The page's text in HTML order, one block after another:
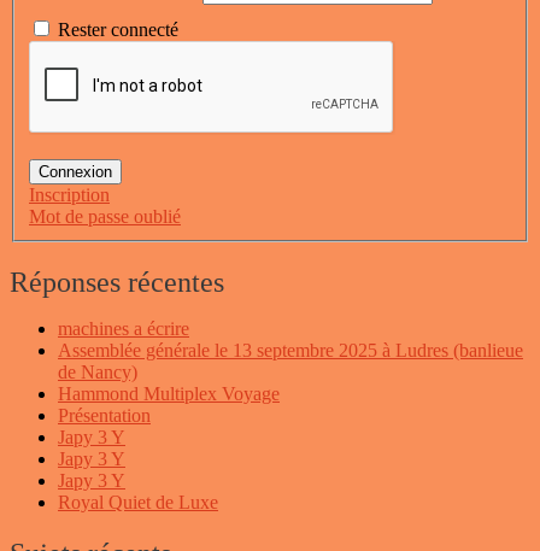
Rester connecté
Connexion
Inscription
Mot de passe oublié
Réponses récentes
machines a écrire
Assemblée générale le 13 septembre 2025 à Ludres (banlieue
de Nancy)
Hammond Multiplex Voyage
Présentation
Japy 3 Y
Japy 3 Y
Japy 3 Y
Royal Quiet de Luxe